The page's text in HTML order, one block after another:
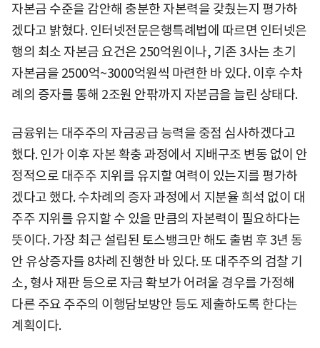
자본금 수준을 감안해 충분한 자본력을 갖췄는지 평가하
겠다고 밝혔다. 인터넷전문은행특례법에 따르면 인터넷은
행의 최소 자본금 요건은 250억원이나, 기존 3사는 초기
자본금을 2500억~3000억원씩 마련한 바 있다. 이후 수차
례의 증자를 통해 2조원 안팎까지 자본금을 늘린 상태다.
금융위는 대주주의 자금공급 능력을 중점 심사하겠다고
했다. 인가 이후 자본 확충 과정에서 지배구조 변동 없이 안
정적으로 대주주 지위를 유지할 여력이 있는지를 평가하
겠다고 했다. 수차례의 증자 과정에서 지분율 희석 없이 대
주주 지위를 유지할 수 있을 만큼의 자본력이 필요하다는
뜻이다. 가장 최근 설립된 토스뱅크만 해도 출범 후 3년 동
안 유상증자를 8차례 진행한 바 있다. 또 대주주의 검찰 기
소, 형사 재판 등으로 자금 확보가 어려울 경우를 가정해
다른 주요 주주의 이행담보방안 등도 제출하도록 한다는
계획이다.